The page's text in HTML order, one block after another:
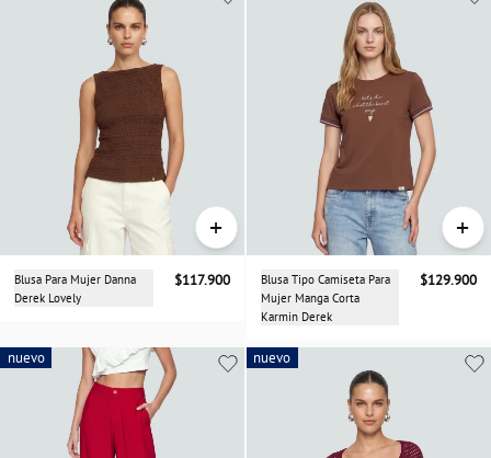
+
Blusa Para Mujer Danna
Derek Lovely
$117.900
+
Blusa Tipo Camiseta Para
Mujer Manga Corta
Karmin Derek
$129.900
nuevo nuevo
nuevo